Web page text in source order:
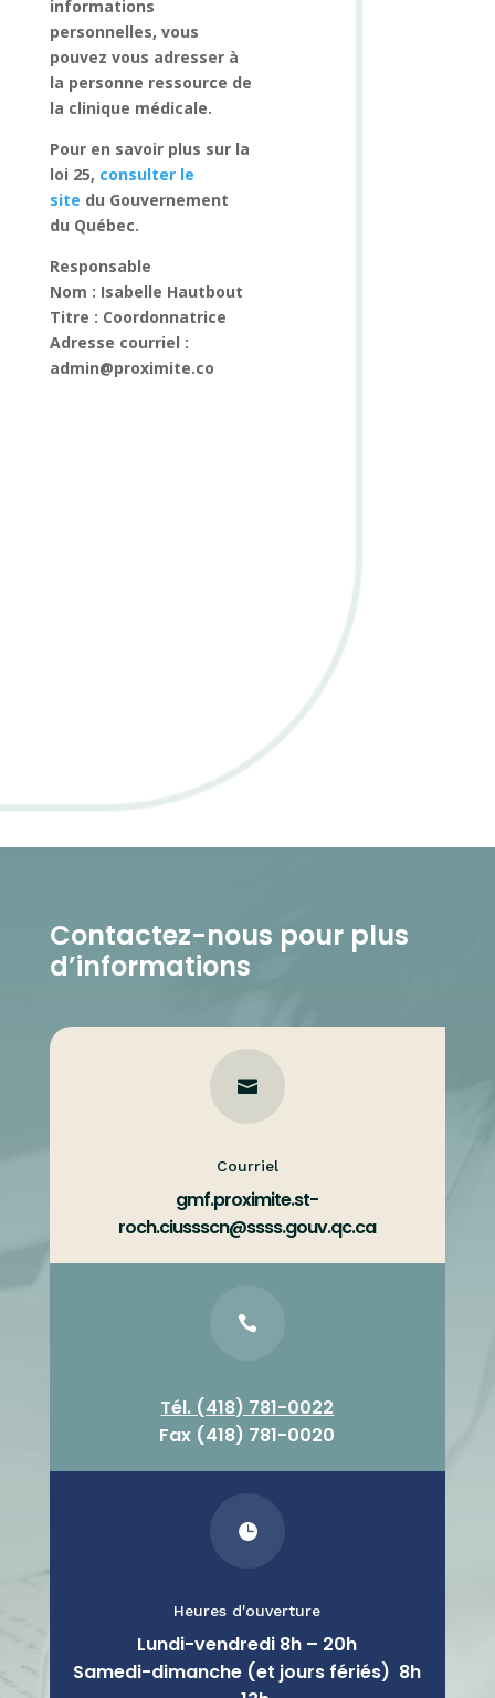
informations
personnelles, vous
pouvez vous adresser à
la personne ressource de
la clinique médicale.
Pour en savoir plus sur la
loi 25, consulter le
site du Gouvernement
du Québec.
Responsable
Nom : Isabelle Hautbout
Titre : Coordonnatrice
Adresse courriel :
admin@proximite.co
Contactez-nous pour plus
d’informations

Courriel
gmf.proximite.st-
roch.ciussscn@ssss.gouv.qc.ca

Tél. (418) 781-0022
Fax (418) 781-0020

Heures d'ouverture
Lundi-vendredi 8h – 20h
Samedi-dimanche (et jours fériés) 8h